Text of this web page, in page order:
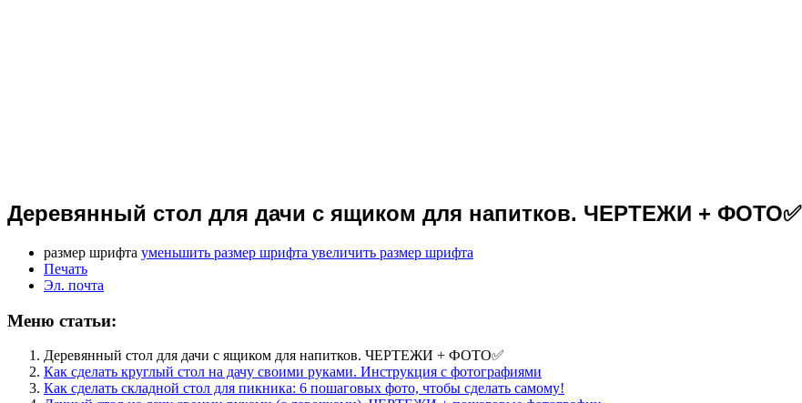
Деревянный стол для дачи с ящиком для напитков. ЧЕРТЕЖИ + ФОТО✅
размер шрифта уменьшить размер шрифта увеличить размер шрифта
Печать
Эл. почта
Меню статьи:
Деревянный стол для дачи с ящиком для напитков. ЧЕРТЕЖИ + ФОТО✅
Как сделать круглый стол на дачу своими руками. Инструкция с фотографиями
Как сделать складной стол для пикника: 6 пошаговых фото, чтобы сделать самому!